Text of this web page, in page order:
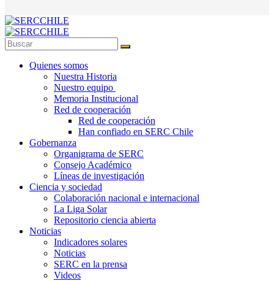
Quienes somos
Nuestra Historia
Nuestro equipo
Memoria Institucional
Red de cooperación
Red de cooperación
Han confiado en SERC Chile
Gobernanza
Organigrama de SERC
Consejo Académico
Líneas de investigación
Ciencia y sociedad
Colaboración nacional e internacional
La Liga Solar
Repositorio ciencia abierta
Noticias
Indicadores solares
Noticias
SERC en la prensa
Videos